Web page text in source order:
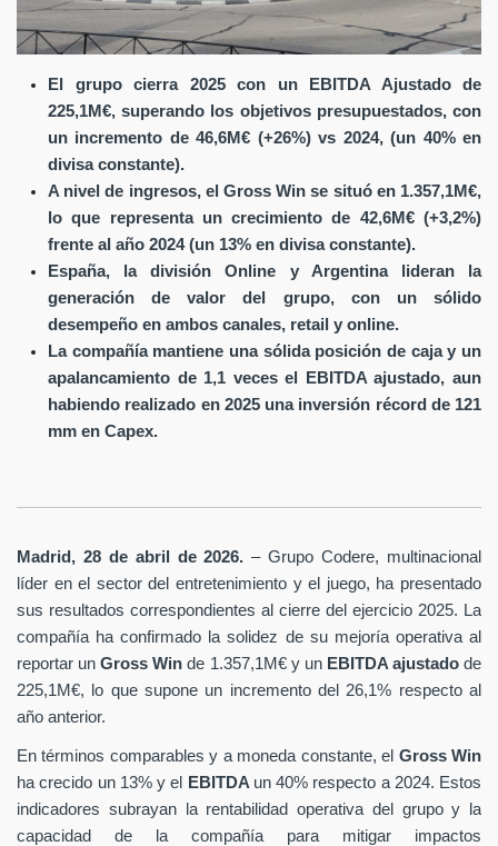
El grupo cierra 2025 con un EBITDA Ajustado de
225,1M€, superando los objetivos presupuestados, con
un incremento de 46,6M€ (+26%) vs 2024, (un 40% en
divisa constante).
A nivel de ingresos, el Gross Win se situó en 1.357,1M€,
lo que representa un crecimiento de 42,6M€ (+3,2%)
frente al año 2024 (un 13% en divisa constante).
España, la división Online y Argentina lideran la
generación de valor del grupo, con un sólido
desempeño en ambos canales, retail y online.
La compañía mantiene una sólida posición de caja y un
apalancamiento de 1,1 veces el EBITDA ajustado, aun
habiendo realizado en 2025 una inversión récord de 121
mm en Capex.
Madrid, 28 de abril de 2026. – Grupo Codere, multinacional
líder en el sector del entretenimiento y el juego, ha presentado
sus resultados correspondientes al cierre del ejercicio 2025. La
compañía ha confirmado la solidez de su mejoría operativa al
reportar unGross Winde 1.357,1M€ y un EBITDA ajustadode
225,1M€, lo que supone un incremento del 26,1% respecto al
año anterior.
En términos comparables y a moneda constante, el Gross Win
ha crecido un 13% y el
EBITDA un 40% respecto a 2024. Estos
indicadores subrayan la rentabilidad operativa del grupo y la
capacidad de la compañía para mitigar impactos